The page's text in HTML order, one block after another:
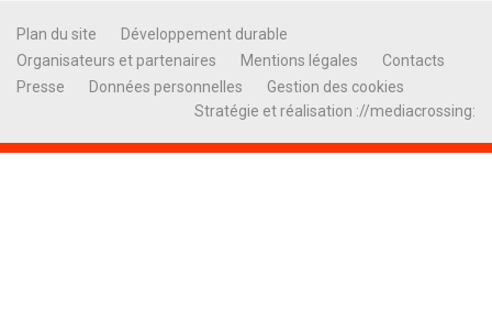
Plan du site
Développement durable
Organisateurs et partenaires
Mentions légales
Contacts
Presse
Données personnelles
Gestion des cookies
Stratégie et réalisation ://mediacrossing: